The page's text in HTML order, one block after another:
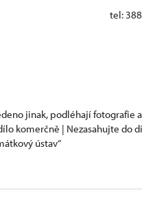
tel:
jinak, podléhají fotografie
komerčně | Nezasahujte do
ústav“